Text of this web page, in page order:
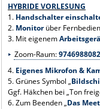
HYBRIDE VORLESUNG
1. Handschalter
2. Monitorüber
3. Mit eigenem
Zoom-Raum:
4. Eigenes Mikrofon &
5. Grünes Symbol „
Ggf. Häkchen bei „Ton
6. Zum Beenden „Das